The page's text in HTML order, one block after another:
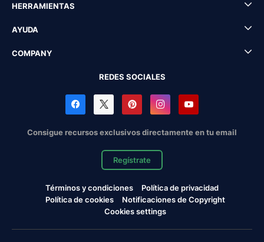
HERRAMIENTAS
AYUDA
COMPANY
REDES SOCIALES
Consigue recursos exclusivos directamente en tu email
Regístrate
Términos y condiciones
Política de privacidad
Política de cookies
Notificaciones de Copyright
Cookies settings